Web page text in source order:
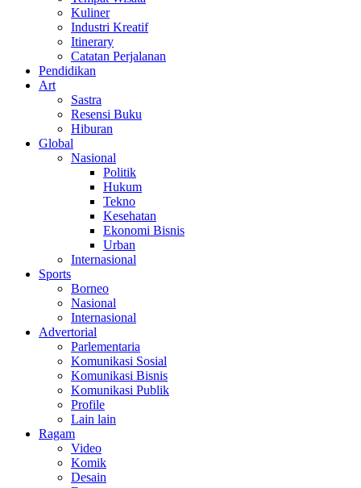
Kuliner
Industri Kreatif
Itinerary
Catatan Perjalanan
Pendidikan
Art
Sastra
Resensi Buku
Hiburan
Global
Nasional
Politik
Hukum
Tekno
Kesehatan
Ekonomi Bisnis
Urban
Internasional
Sports
Borneo
Nasional
Internasional
Advertorial
Parlementaria
Komunikasi Sosial
Komunikasi Bisnis
Komunikasi Publik
Profile
Lain lain
Ragam
Video
Komik
Desain